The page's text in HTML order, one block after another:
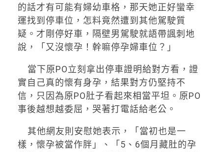
的話才有可能有婦幼車格，那天她正好蠻幸
運找到停車位，怎料竟然遭到其他駕駛質
疑。才剛停好車，隔壁男駕駛就語帶諷刺地
說，「又沒懷孕！幹嘛停孕婦車位？」
當下原PO立刻拿出停車證明給對方看，證
實自己真的懷有身孕，結果對方仍堅持不
信，只因為原PO肚子看起來相當平坦。原PO
事後越想越委屈，哭著打電話給老公。
其他網友則安慰她表示，「當初也是一
樣，懷孕被當作胖」、「5、6個月藏肚的孕